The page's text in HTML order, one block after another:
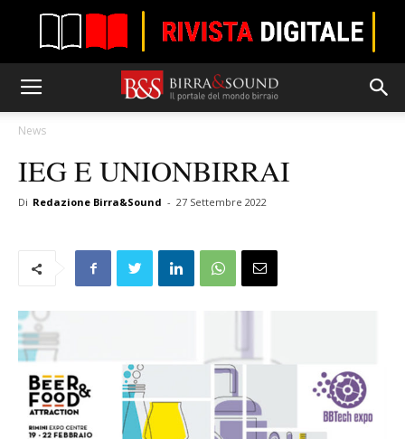
News
IEG E UNIONBIRRAI
Di Redazione Birra&Sound - 27 Settembre 2022